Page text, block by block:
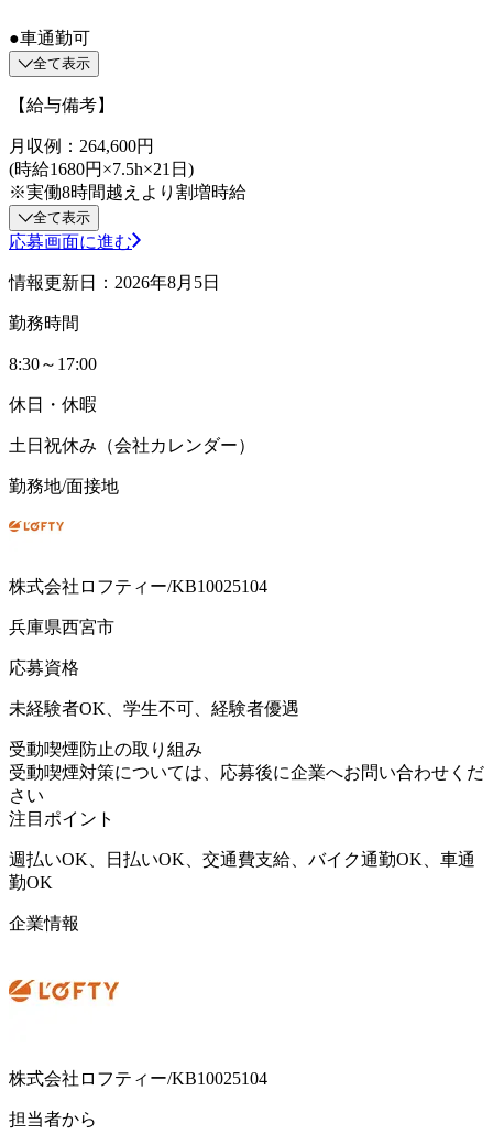
●車通勤可
全て表示
【給与備考】
月収例：264,600円
(時給1680円×7.5h×21日)
※実働8時間越えより割増時給
全て表示
応募画面に進む
情報更新日：2026年8月5日
勤務時間
8:30～17:00
休日・休暇
土日祝休み（会社カレンダー）
勤務地/面接地
株式会社ロフティー/KB10025104
兵庫県西宮市
応募資格
未経験者OK、学生不可、経験者優遇
受動喫煙防止の取り組み
受動喫煙対策については、応募後に企業へお問い合わせくだ
さい
注目ポイント
週払いOK、日払いOK、交通費支給、バイク通勤OK、車通
勤OK
企業情報
株式会社ロフティー/KB10025104
担当者から